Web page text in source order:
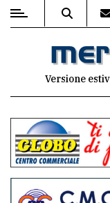
MENU
commenti
Contenuti
del
Versione